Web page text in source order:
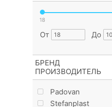
18
От До
БРЕНД
ПРОИЗВОДИТЕЛЬ
Padovan
Stefanplast